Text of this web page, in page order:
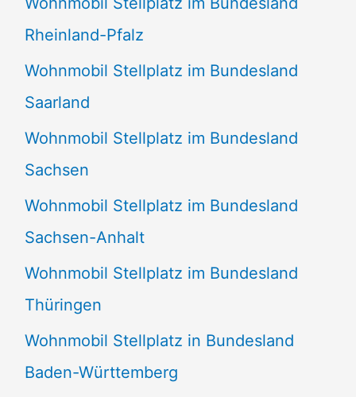
Rheinland-Pfalz
Wohnmobil Stellplatz im Bundesland
Saarland
Wohnmobil Stellplatz im Bundesland
Sachsen
Wohnmobil Stellplatz im Bundesland
Sachsen-Anhalt
Wohnmobil Stellplatz im Bundesland
Thüringen
Wohnmobil Stellplatz in Bundesland
Baden-Württemberg